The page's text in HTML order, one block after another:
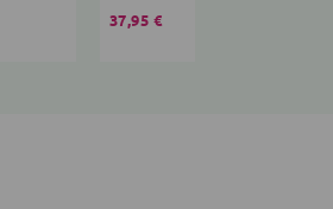
37,95 €